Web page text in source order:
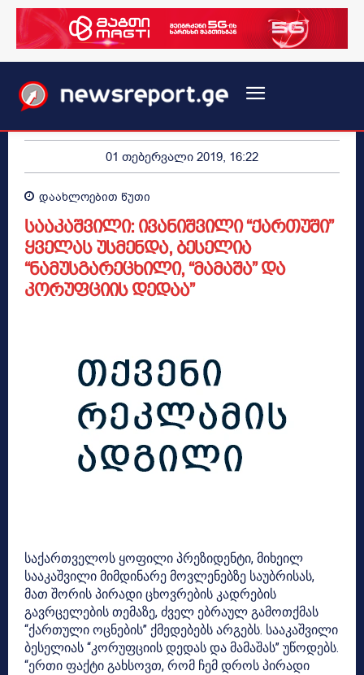
01 თებერვალი 2019, 16:22
დაახლოებით წუთი
სააკაშვილი: ივანიშვილი “ქართუში”
ყველას უსმენდა, ბესელია
“ნამუსგარეცხილი, “მამაშა” და
კორუფციის დედაა”
საქართველოს ყოფილი პრეზიდენტი, მიხეილ
სააკაშვილი მიმდინარე მოვლენებზე საუბრისას,
მათ შორის პირადი ცხოვრების კადრების
გავრცელების თემაზე, ძველ ებრაულ გამოთქმას
“ქართული ოცნების” ქმედებებს არგებს. სააკაშვილი
ბესელიას “კორუფციის დედას და მამაშას” უწოდებს.
“ერთი ფაქტი გახსოვთ, რომ ჩემ დროს პირადი